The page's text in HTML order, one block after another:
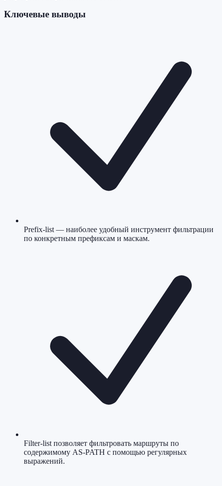
Ключевые выводы
Prefix-list — наиболее удобный инструмент фильтрации
по конкретным префиксам и маскам.
Filter-list позволяет фильтровать маршруты по
содержимому AS-PATH с помощью регулярных
выражений.